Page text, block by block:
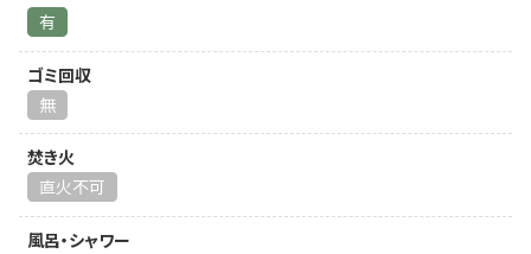
有
ゴミ回収
無
焚き火
直火不可
風呂・シャワー